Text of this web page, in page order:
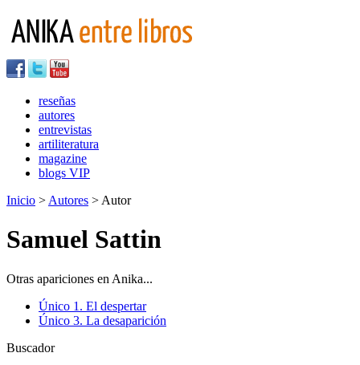
reseñas
autores
entrevistas
artiliteratura
magazine
blogs VIP
Inicio > Autores > Autor
Samuel Sattin
Otras apariciones en Anika...
Único 1. El despertar
Único 3. La desaparición
Buscador